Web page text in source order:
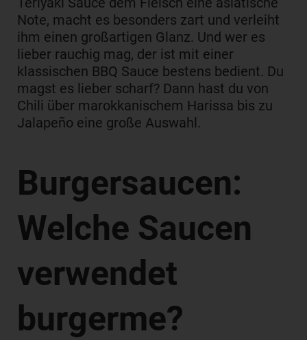
Note, macht es besonders zart und verleiht
ihm einen großartigen Glanz. Und wer es
lieber rauchig mag, der ist mit einer
klassischen BBQ Sauce bestens bedient. Du
magst es lieber scharf? Dann hast du von
Chili über marokkanischem Harissa bis zu
Jalapeño eine große Auswahl.
Burgersaucen:
Welche Saucen
verwendet
burgerme?